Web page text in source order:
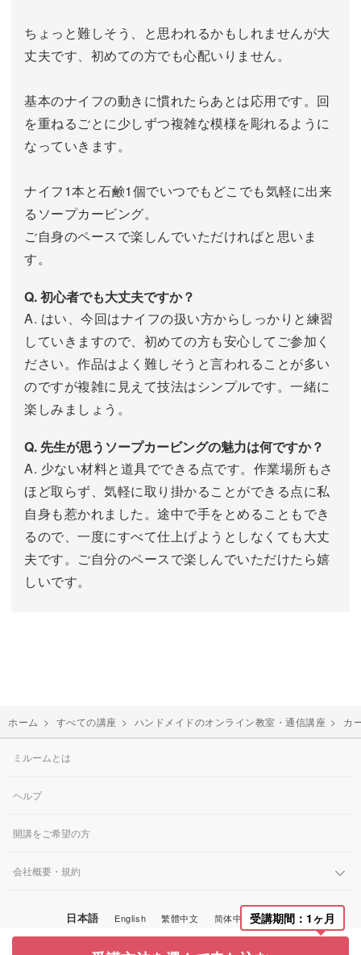
ちょっと難しそう、と思われるかもしれませんが大
丈夫です、初めての方でも心配いりません。
基本のナイフの動きに慣れたらあとは応用です。回
を重ねるごとに少しずつ複雑な模様を彫れるように
なっていきます。
ナイフ1本と石鹸1個でいつでもどこでも気軽に出来
るソープカービング。
ご自身のペースで楽しんでいただければと思いま
す。
Q. 初心者でも大丈夫ですか？
A. はい、今回はナイフの扱い方からしっかりと練習
していきますので、初めての方も安心してご参加く
ださい。作品はよく難しそうと言われることが多い
のですが複雑に見えて技法はシンプルです。一緒に
楽しみましょう。
Q. 先生が思うソープカービングの魅力は何ですか？
A. 少ない材料と道具でできる点です。作業場所もさ
ほど取らず、気軽に取り掛かることができる点に私
自身も惹かれました。途中で手をとめることもでき
るので、一度にすべて仕上げようとしなくても大丈
夫です。ご自分のペースで楽しんでいただけたら嬉
しいです。
ホーム > すべての講座 > ハンドメイドのオンライン教室・通信講座 > カ
受講期間：1ヶ月
ミルームとは
ヘルプ
開講をご希望の方
会社概要・規約
日本語 English 繁體中文 简体中文 한국어
© Miroom, Inc.